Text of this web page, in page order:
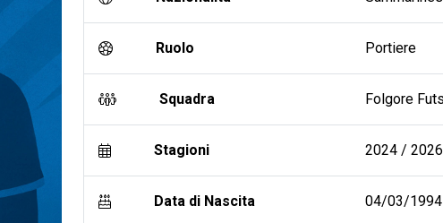
Ruolo Portiere
Squadra Folgore
Stagioni 2024 /
Data di Nascita 04/03/1994